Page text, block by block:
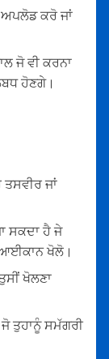
ਅਪਲੋਡ ਕਰੋ ਜਾਂ
ਜੋ ਵੀ ਕਰਨਾ
ਹੋਣਗੇ।
ਜਾਂ
ਸਕਦਾ ਹੈ ਜੇ
ਖੋਲੋ।
ਖੋਲਣਾ
ਤੁਹਾਨੂੰ ਸਮੱਗਰੀ